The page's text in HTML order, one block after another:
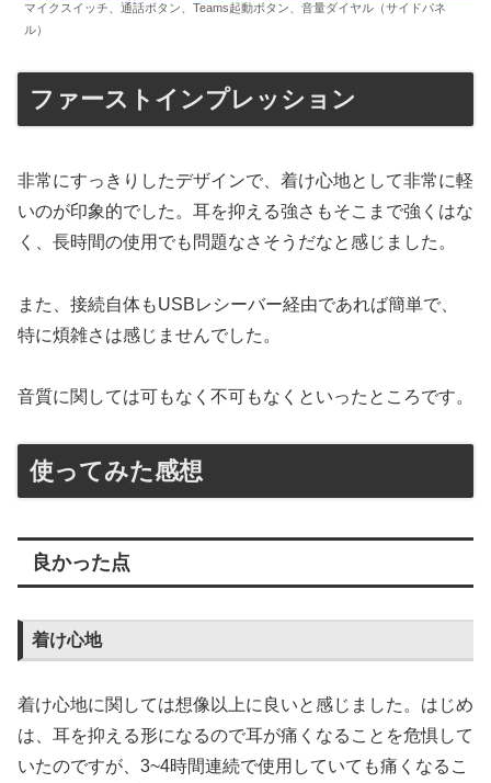
マイクスイッチ、通話ボタン、Teams起動ボタン、音量ダイヤル（サイドパネ
ル）
ファーストインプレッション
非常にすっきりしたデザインで、着け心地として非常に軽
いのが印象的でした。耳を抑える強さもそこまで強くはな
く、長時間の使用でも問題なさそうだなと感じました。
また、接続自体もUSBレシーバー経由であれば簡単で、
特に煩雑さは感じませんでした。
音質に関しては可もなく不可もなくといったところです。
使ってみた感想
良かった点
着け心地
着け心地に関しては想像以上に良いと感じました。はじめ
は、耳を抑える形になるので耳が痛くなることを危惧して
いたのですが、3~4時間連続で使用していても痛くなるこ